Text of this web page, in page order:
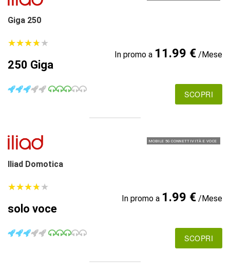
Giga 250
★★★★★
★★★★★
250 Giga
In promo a 11.99 €/Mese
SCOPRI
MOBILE 5G CONNETTIVITÀ E VOCE
Iliad Domotica
★★★★★
★★★★★
solo voce
In promo a 1.99 €/Mese
SCOPRI